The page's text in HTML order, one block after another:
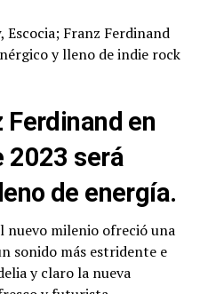
Escocia; Franz Ferdinand
y lleno de indie rock
Ferdinand en
2023 será
de energía.
nuevo milenio ofreció una
sonido más estridente e
y claro la nueva